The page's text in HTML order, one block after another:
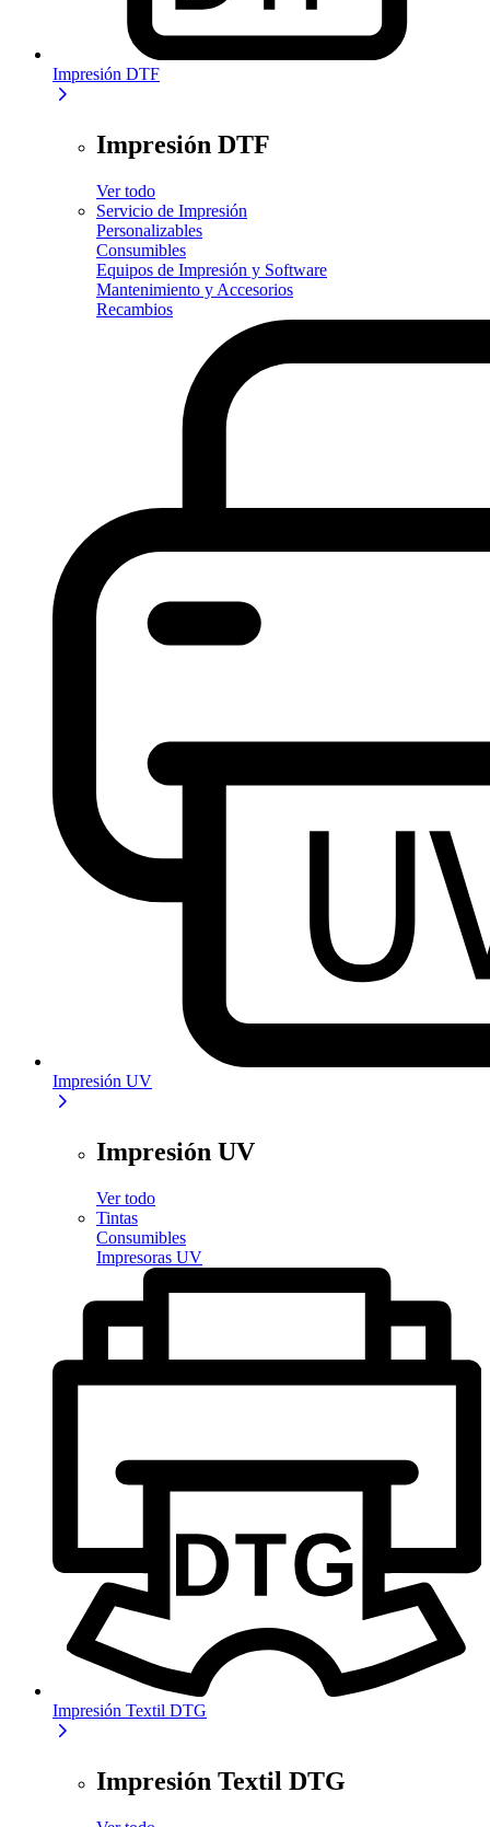
Impresión DTF
Impresión DTF
Ver todo
Servicio de Impresión
Personalizables
Consumibles
Equipos de Impresión y Software
Mantenimiento y Accesorios
Recambios
Impresión UV
Impresión UV
Ver todo
Tintas
Consumibles
Impresoras UV
Impresión Textil DTG
Impresión Textil DTG